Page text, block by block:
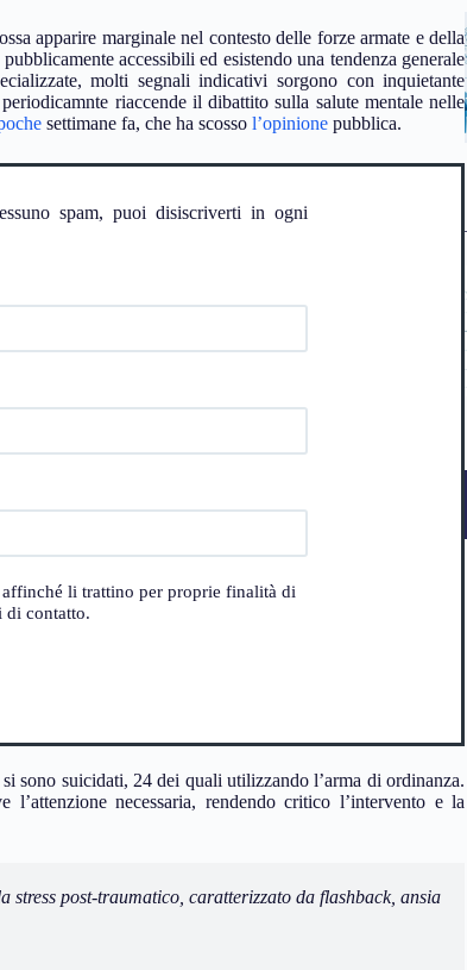
apparire marginale nel contesto delle forze armate e della
accessibili ed esistendo una tendenza generale
molti segnali indicativi sorgono con inquietante
riaccende il dibattito sulla salute mentale nelle
settimane fa, che ha scosso l’opinione pubblica.
spam, puoi disiscriverti in ogni
li trattino per proprie finalità di
di contatto.
sono suicidati, 24 dei quali utilizzando l’arma di ordinanza.
necessaria, rendendo critico l’intervento e la
post-traumatico, caratterizzato da flashback, ansia